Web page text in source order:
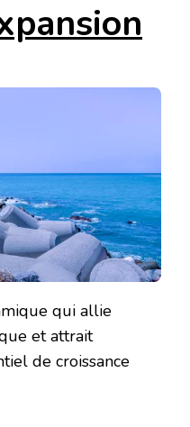
qui allie
et attrait
de croissance